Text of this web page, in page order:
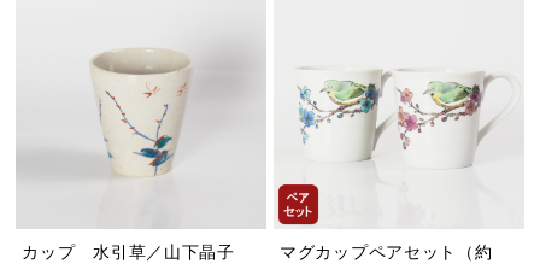
カップ 水引草／山下晶子
マグカップペアセット（約